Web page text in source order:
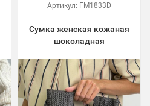
Артикул: FM1833D
Сумка женская кожаная
шоколадная